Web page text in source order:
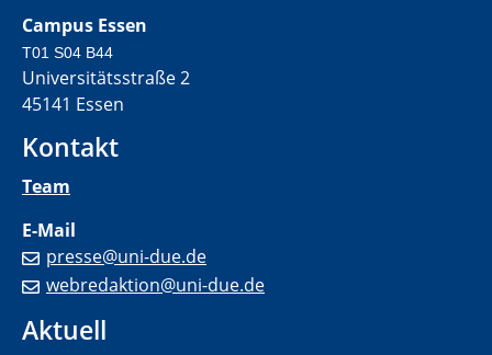
Campus Essen
T01 S04 B44
Universitätsstraße 2
45141 Essen
Kontakt
Team
E-Mail
presse@uni-due.de
webredaktion@uni-due.de
Aktuell